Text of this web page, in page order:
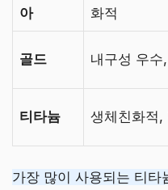
아
화적
골드 내구성 우수
티타늄 생체친화적,
가장 많이 사용되는 티타